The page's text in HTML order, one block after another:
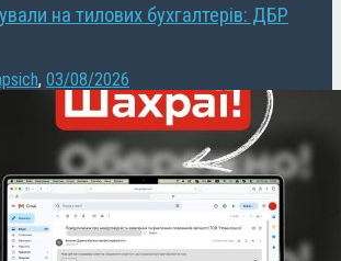
на тилових бухгалтерів: ДБР
, 03/08/2026